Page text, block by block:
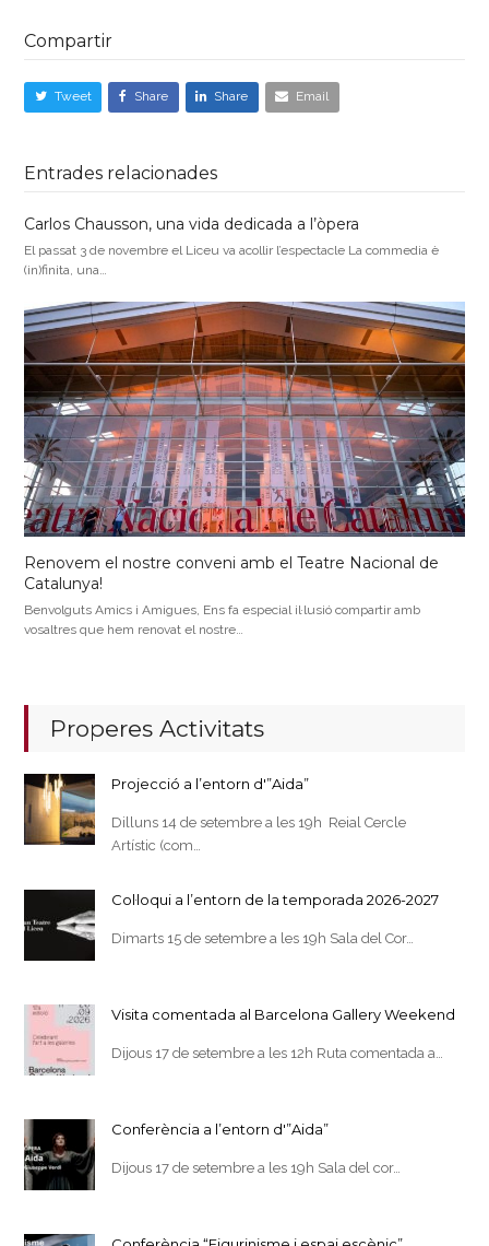
Compartir
Tweet Share Share Email
Entrades relacionades
Carlos Chausson, una vida dedicada a l’òpera
El passat 3 de novembre el Liceu va acollir l’espectacle La commedia è
(in)finita, una…
Renovem el nostre conveni amb el Teatre Nacional de
Catalunya!
Benvolguts Amics i Amigues, Ens fa especial il·lusió compartir amb
vosaltres que hem renovat el nostre…
Properes Activitats
Projecció a l’entorn d'”Aida”
Dilluns 14 de setembre a les 19h Reial Cercle
Artístic (com…
Col·loqui a l’entorn de la temporada 2026-2027
Dimarts 15 de setembre a les 19h Sala del Cor…
Visita comentada al Barcelona Gallery Weekend
Dijous 17 de setembre a les 12h Ruta comentada a…
Conferència a l’entorn d'”Aida”
Dijous 17 de setembre a les 19h Sala del cor…